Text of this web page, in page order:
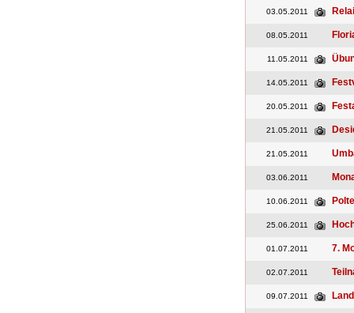
03.05.2011
08.05.2011
11.05.2011
14.05.2011
20.05.2011
21.05.2011
21.05.2011
03.06.2011
10.06.2011
25.06.2011
01.07.2011 7.
02.07.2011
09.07.2011